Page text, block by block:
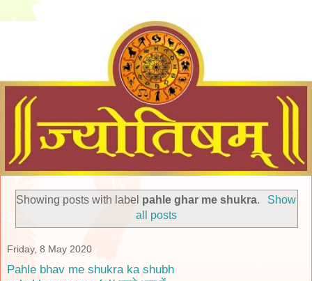
Showing posts with label pahle ghar me shukra.
Show
all posts
Friday, 8 May 2020
Pahle bhav me shukra ka shubh